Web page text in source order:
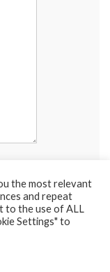
the most relevant
and repeat
to the use of ALL
Settings" to